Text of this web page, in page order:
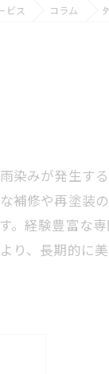
ビス コラム
染みが発生す
補修や再塗装
。経験豊富な
り、長期的に